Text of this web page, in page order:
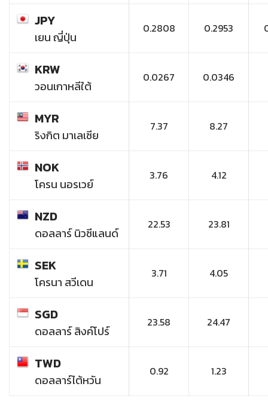
JPY
เยน ญี่ปุ่น
0.2808 0.2953
KRW
วอนเกาหลีใต้
0.0267 0.0346
MYR
ริงกิต มาเลเซีย
7.37 8.27
NOK
โครน นอรเวย์
3.76 4.12
NZD
ดอลลาร์ นิวซีแลนด์
22.53 23.81
SEK
โครนา สวีเดน
3.71 4.05
SGD
ดอลลาร์ สิงค์โปร์
23.58 24.47
TWD
ดอลลาร์ไต้หวัน
0.92 1.23